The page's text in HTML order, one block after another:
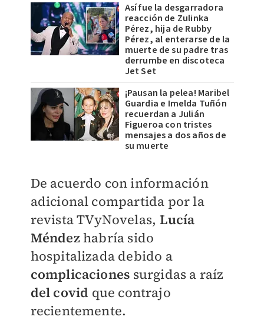
Así fue la desgarradora
reacción de Zulinka
Pérez, hija de Rubby
Pérez, al enterarse de la
muerte de su padre tras
derrumbe en discoteca
Jet Set
¡Pausan la pelea! Maribel
Guardia e Imelda Tuñón
recuerdan a Julián
Figueroa con tristes
mensajes a dos años de
su muerte
De acuerdo con información
adicional compartida por la
revista TVyNovelas, Lucía
Méndezhabría sido
hospitalizada debido a
complicaciones surgidas a raíz
del covid que contrajo
recientemente.